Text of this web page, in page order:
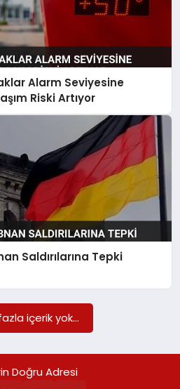
Alarm Seviyesine
Riski Artıyor
Saldırılarına Tepki
içerik yok...
Doğru Adresi